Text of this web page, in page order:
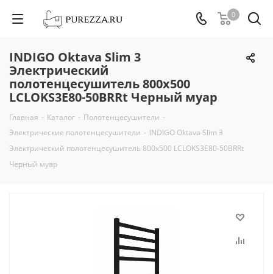
0
INDIGO Oktava Slim 3
Электрический
полотенцесушитель 800х500
LСLOKS3E80-50BRRt Черный муар
Главная - Каталог - Полотенцесушители -
Электрические полотенцесушители - INDIGO Oktava Slim 3
Электрический полотенцесушитель 800х500 LСLOKS3E80-50BRRt
Черный муар